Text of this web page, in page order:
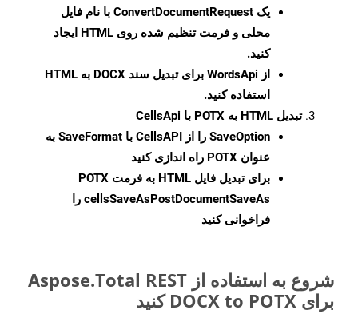
یک ConvertDocumentRequest با نام فایل
محلی و فرمت تنظیم شده روی HTML ایجاد
کنید.
از WordsApi برای تبدیل سند DOCX به HTML
استفاده کنید.
تبدیل HTML به POTX با CellsApi
SaveOption
را از CellsAPI با SaveFormat به
عنوان POTX راه اندازی کنید
برای تبدیل فایل HTML به فرمت
POTX
cellsSaveAsPostDocumentSaveAs را
فراخوانی کنید
شروع به استفاده از Aspose.Total REST
برای DOCX to POTX کنید